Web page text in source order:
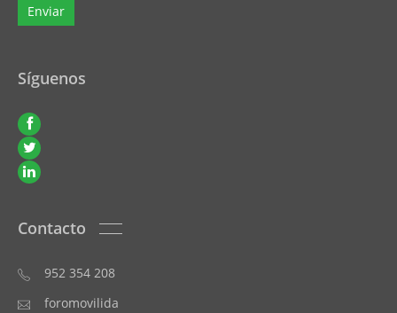
Síguenos
Contacto
952 354 208
foromovilida